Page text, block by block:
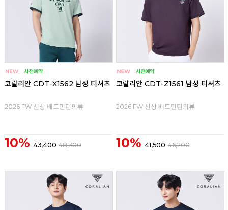
코랄리안 CDT-X1562 남성 티셔츠
2026 FW 신상 배드민턴의류
10% 43,400 48,300
코랄리안 CDT-Z1561 남성 티셔츠
2026 FW 신상 배드민턴의류
10% 41,500 46,200